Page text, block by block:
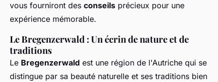
vous fourniront des conseils précieux pour une
expérience mémorable.
Le Bregenzerwald : Un écrin de nature et de
traditions
Le Bregenzerwald est une région de l'Autriche qui se
distingue par sa beauté naturelle et ses traditions bien